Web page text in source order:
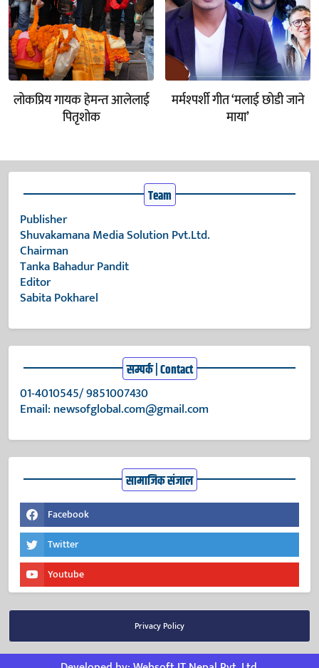
लोकप्रिय गायक हेमन्त आलेलाई
पितृशोक
मर्मश्पर्शी गीत ‘मलाई छोडी जाने
माया’
Team
Publisher
Shuvakamana Media Solution Pvt.Ltd.
Chairman
Tanka Bahadur Pandit
Editor
Sabita Pokharel
सम्पर्क | Contact
01-4010545/ 9851007430
Email: newsofglobal.com@gmail.com
सामाजिक संजाल
Facebook
Twitter
Youtube
Privacy Policy